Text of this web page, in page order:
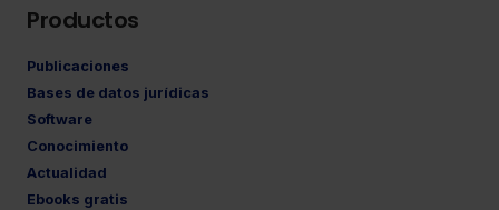
Productos
Publicaciones
Bases de datos jurídicas
Software
Conocimiento
Actualidad
Ebooks gratis